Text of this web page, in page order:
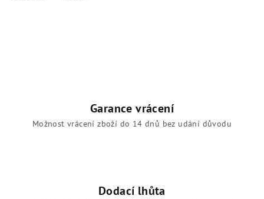
Garance vrácení
Možnost vrácení zboží do 14 dnů bez udání důvodu
Dodací lhůta